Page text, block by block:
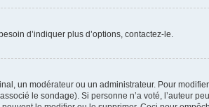
d’indiquer plus d’options, contactez-le.
un modérateur ou un administrateur. Pour
le sondage). Si personne n’a voté, l’auteur